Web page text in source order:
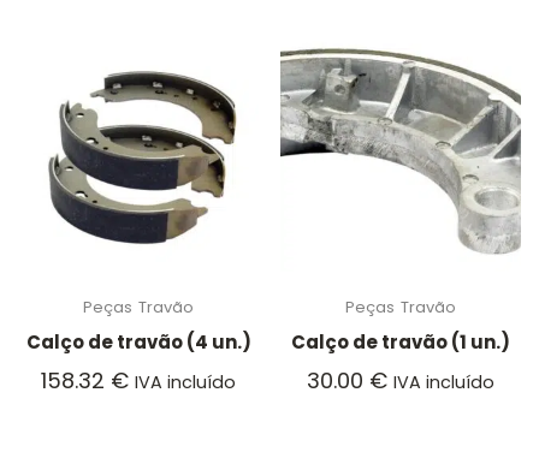
Peças Travão
Calço de travão (4 un.)
158.32 € IVA incluído
Peças Travão
Calço de travão (1 un.)
30.00 € IVA incluído